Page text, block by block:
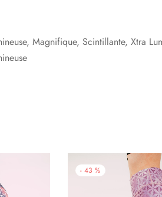
Magnifique, Scintillante, Xtra
- 43 %